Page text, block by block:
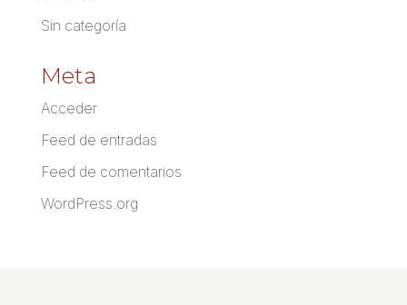
Sin categoría
Meta
Acceder
Feed de entradas
Feed de comentarios
WordPress.org